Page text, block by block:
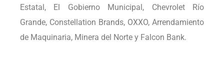
Estatal, El Gobierno Municipal, Chevrolet Río
Grande, Constellation Brands, OXXO, Arrendamiento
de Maquinaria, Minera del Norte y Falcon Bank.